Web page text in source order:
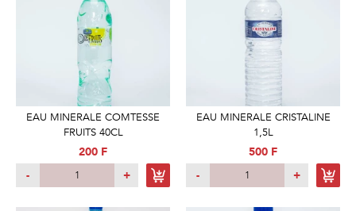
EAU MINERALE COMTESSE
FRUITS 40CL
200 F
-
+
EAU MINERALE CRISTALINE
1,5L
500 F
-
+